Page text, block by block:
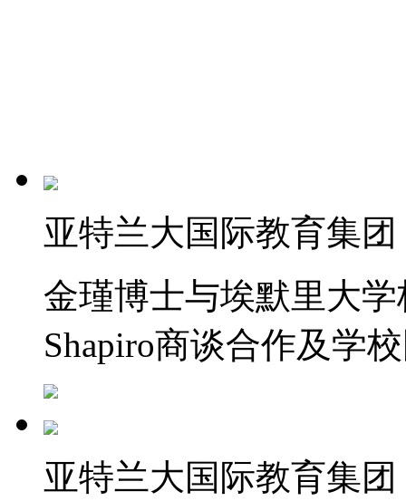
亚特兰大国际教育集团
金瑾博士与埃默里大
Shapiro商谈合作及学
亚特兰大国际教育集团